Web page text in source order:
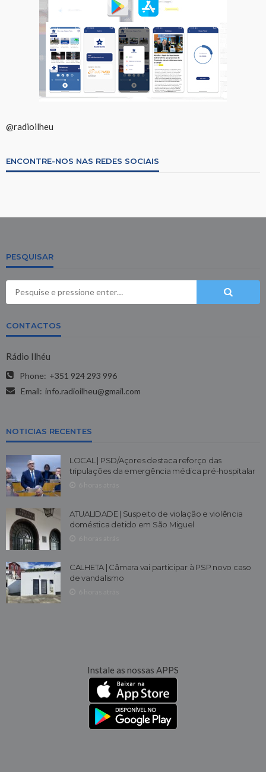
@radioilheu
ENCONTRE-NOS NAS REDES SOCIAIS
PESQUISAR
CONTACTOS
Rádio Ilhéu
Phone: +351 924 293 996
Email: info.radioilheu@gmail.com
NOTICIAS RECENTES
LOCAL | PSD/Açores destaca reforço das
tripulações da emergência médica pré-hospitalar
ATUALIDADE | Suspeito de violação e violência
doméstica detido em São Miguel
CALHETA | Câmara vai participar à PSP novo caso
de vandalismo
Instale as nossas APPS